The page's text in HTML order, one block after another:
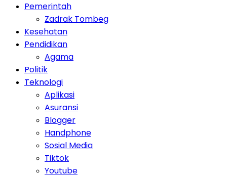
Pemerintah
Zadrak Tombeg
Kesehatan
Pendidikan
Agama
Politik
Teknologi
Aplikasi
Asuransi
Blogger
Handphone
Sosial Media
Tiktok
Youtube